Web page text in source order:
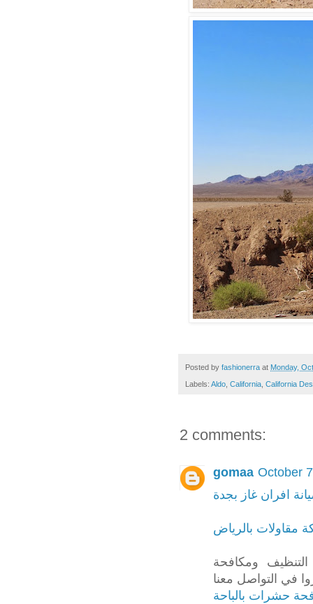
Posted by fashionerra at Monday,
Labels: Aldo California California
2 comments:
gomaa October
افران غاز بجدة
مقاولات بالرياض
ومكافحة
في التواصل معنا
حشرات بالباحة